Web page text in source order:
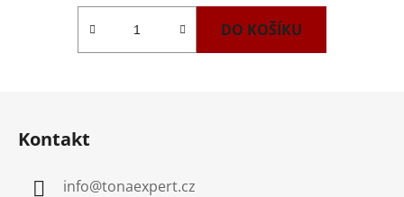
DO KOŠÍKU
Kontakt
info@tonaexpert.cz